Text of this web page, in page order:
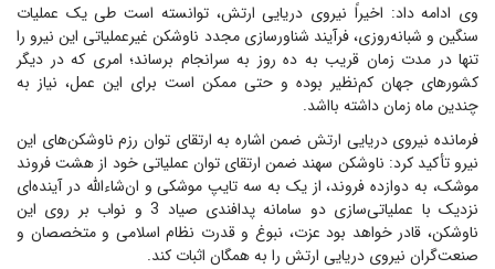
وی ادامه داد: اخیراً نیروی دریایی ارتش، توانسته است طی یک عملیات
سنگین و شبانه‌روزی، فرآیند شناورسازی مجدد ناوشکن‌ غیرعملیاتی این نیرو را
تنها در مدت زمان قریب به ده روز به سرانجام برساند؛ امری که در دیگر
کشورهای جهان کم‌نظیر بوده و حتی ممکن است برای این عمل، نیاز به
چندین ماه زمان داشته بااشد.
فرمانده نیروی دریایی ارتش ضمن اشاره به ارتقای توان رزم ناوشکن‌های این
نیرو تأکید کرد: ناوشکن سهند ضمن ارتقای توان عملیاتی خود از هشت فروند
موشک، به دوازده فروند، از یک به سه تایپ موشکی و ان‌شاءالله در آینده‌ای
نزدیک با عملیاتی‌سازی دو سامانه پدافندی صیاد 3 و نواب بر روی این
ناوشکن، قادر خواهد بود عزت، نبوغ و قدرت نظام اسلامی و متخصصان و
صنعت‌گران نیروی دریایی ارتش را به همگان اثبات کند.